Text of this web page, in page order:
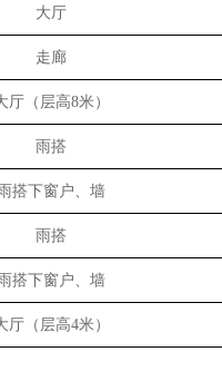
大厅
走廊
厅（层高8米）
雨搭
搭下窗户、墙
雨搭
搭下窗户、墙
厅（层高4米）